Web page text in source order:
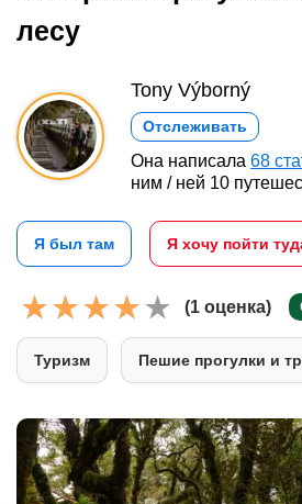
лесу
Tony Výborný
Отслеживать
Она написала 68
ним / ней 10
Я был там Я хочу пойти
(1 оценка)
Туризм Пешие прогулки и